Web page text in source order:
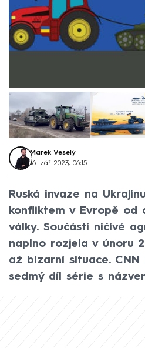
Marek Veselý
16. zář 2023, 06:15
Ruská invaze na
konfliktem v Evropě od
války. Součástí ničivé
naplno rozjela v únoru
až bizarní situace. CNN
sedmý díl série s